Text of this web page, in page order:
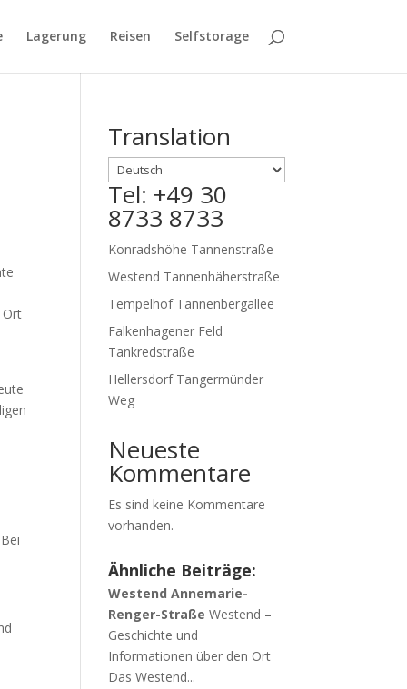
Lagerung Reisen Selfstorage
Ort
Translation
Tel: +49 30
8733 8733
Konradshöhe Tannenstraße
Westend Tannenhäherstraße
Tempelhof Tannenbergallee
Falkenhagener Feld
Tankredstraße
Hellersdorf Tangermünder
Weg
Neueste
Kommentare
Es sind keine Kommentare
vorhanden.
Ähnliche Beiträge:
Westend Annemarie-
Renger-Straße Westend –
Geschichte und
Informationen über den Ort
Das Westend...